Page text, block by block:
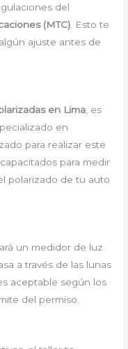
del
(MTC). Esto te
ajuste antes de
en Lima , es
en
para realizar este
para medir
polarizado de tu auto
un medidor de luz
a través de las lunas
aceptable según los
del permiso.